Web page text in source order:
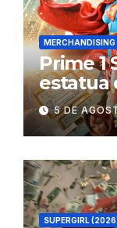
MERCHANDISING
Prime 1
estatua
La5 DE
SUPERGIRL